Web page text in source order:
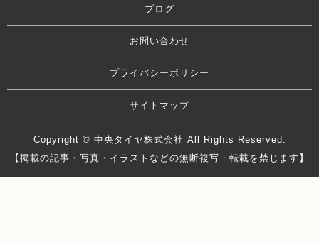
ブログ
お問い合わせ
プライバシーポリシー
サイトマップ
Copyright © 中央タイヤ株式会社 All Rights Reserved.
【掲載の記事・写真・イラストなどの無断複写・転載を禁じます】